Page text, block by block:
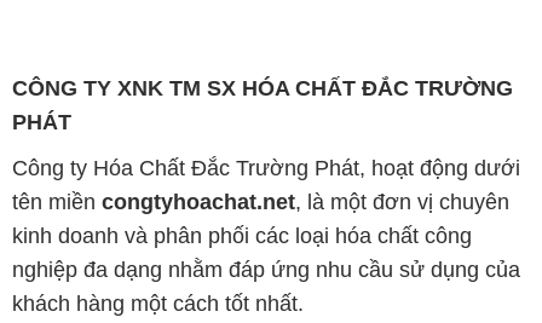
kinh doanh và phân phối các loại hóa chất công
nghiệp đa dạng nhằm đáp ứng nhu cầu sử dụng của
khách hàng một cách tốt nhất.
Chúng tôi cam kết đem đến sự hài lòng và đáp ứng
mọi nhu cầu của khách hàng với tiêu chí hàng đầu.
Với tầm nhìn đó, chúng tôi không chỉ cung cấp các
sản phẩm hóa chất chất lượng cao mà còn đảm bảo